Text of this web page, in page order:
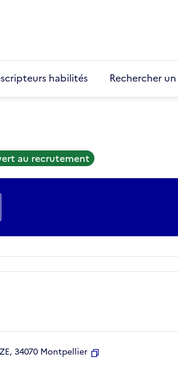
habilités Rechercher
au recrutement
34070 Montpellier